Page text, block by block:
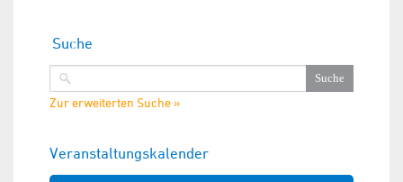
Suche
Zur erweiterten Suche »
Veranstaltungskalender